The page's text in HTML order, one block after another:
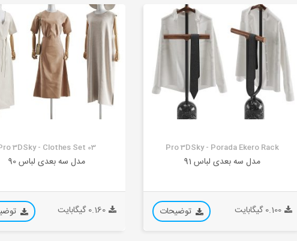
Pro 3DSky - Porada Ekero Rack
مدل سه بعدی لباس 91
0.100 گیگابایت توضیحات
3DSky - Clothes Set 03
مدل سه بعدی لباس 90
0.160 گیگابایت